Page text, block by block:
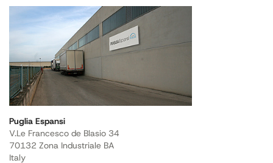
Puglia Espansi
V.Le Francesco de Blasio 34
70132 Zona Industriale BA
Italy